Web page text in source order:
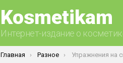
Kosmetikam
Интернет-издание о
Вы здесь:
Главная Разное Упражнения на спину для девушек с